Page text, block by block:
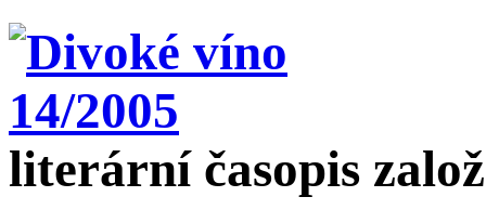
literární časopis